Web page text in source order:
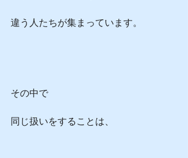
違う人たちが集まっています。
その中で
同じ扱いをすることは、